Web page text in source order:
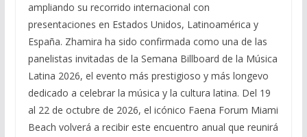
ampliando su recorrido internacional con
presentaciones en Estados Unidos, Latinoamérica y
España. Zhamira ha sido confirmada como una de las
panelistas invitadas de la Semana Billboard de la Música
Latina 2026, el evento más prestigioso y más longevo
dedicado a celebrar la música y la cultura latina. Del 19
al 22 de octubre de 2026, el icónico Faena Forum Miami
Beach volverá a recibir este encuentro anual que reunirá